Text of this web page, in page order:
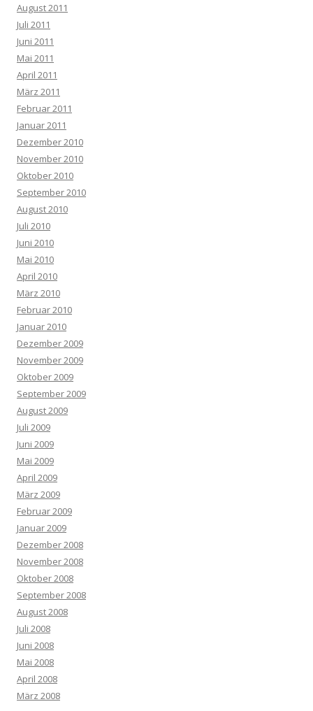
August 2011
Juli 2011
Juni 2011
Mai 2011
April 2011
März 2011
Februar 2011
Januar 2011
Dezember 2010
November 2010
Oktober 2010
September 2010
August 2010
Juli 2010
Juni 2010
Mai 2010
April 2010
März 2010
Februar 2010
Januar 2010
Dezember 2009
November 2009
Oktober 2009
September 2009
August 2009
Juli 2009
Juni 2009
Mai 2009
April 2009
März 2009
Februar 2009
Januar 2009
Dezember 2008
November 2008
Oktober 2008
September 2008
August 2008
Juli 2008
Juni 2008
Mai 2008
April 2008
März 2008